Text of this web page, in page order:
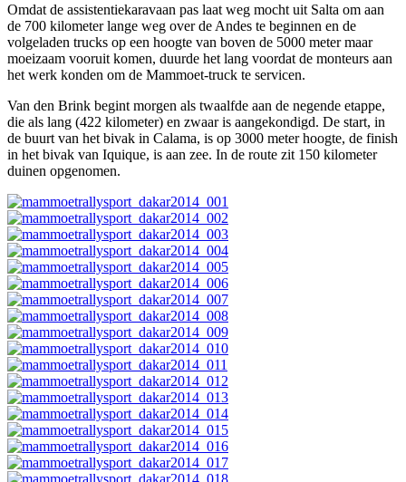
Omdat de assistentiekaravaan pas laat weg mocht uit Salta om aan
de 700 kilometer lange weg over de Andes te beginnen en de
volgeladen trucks op een hoogte van boven de 5000 meter maar
moeizaam vooruit komen, duurde het lang voordat de monteurs aan
het werk konden om de Mammoet-truck te servicen.
Van den Brink begint morgen als twaalfde aan de negende etappe,
die als lang (422 kilometer) en zwaar is aangekondigd. De start, in
de buurt van het bivak in Calama, is op 3000 meter hoogte, de finish
in het bivak van Iquique, is aan zee. In de route zit 150 kilometer
duinen opgenomen.